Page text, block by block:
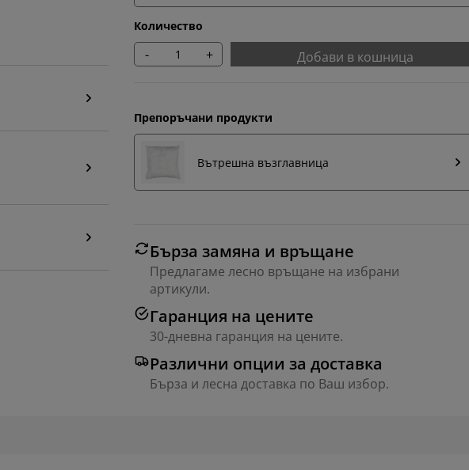
Количество
- + Добави в кошница
Препоръчани продукти
Вътрешна възглавница
Бърза замяна и връщане
Предлагаме лесно връщане на избрани
артикули.
Гаранция на цените
30-дневна гаранция на цените.
Различни опции за доставка
Бърза и лесна доставка по Ваш избор.